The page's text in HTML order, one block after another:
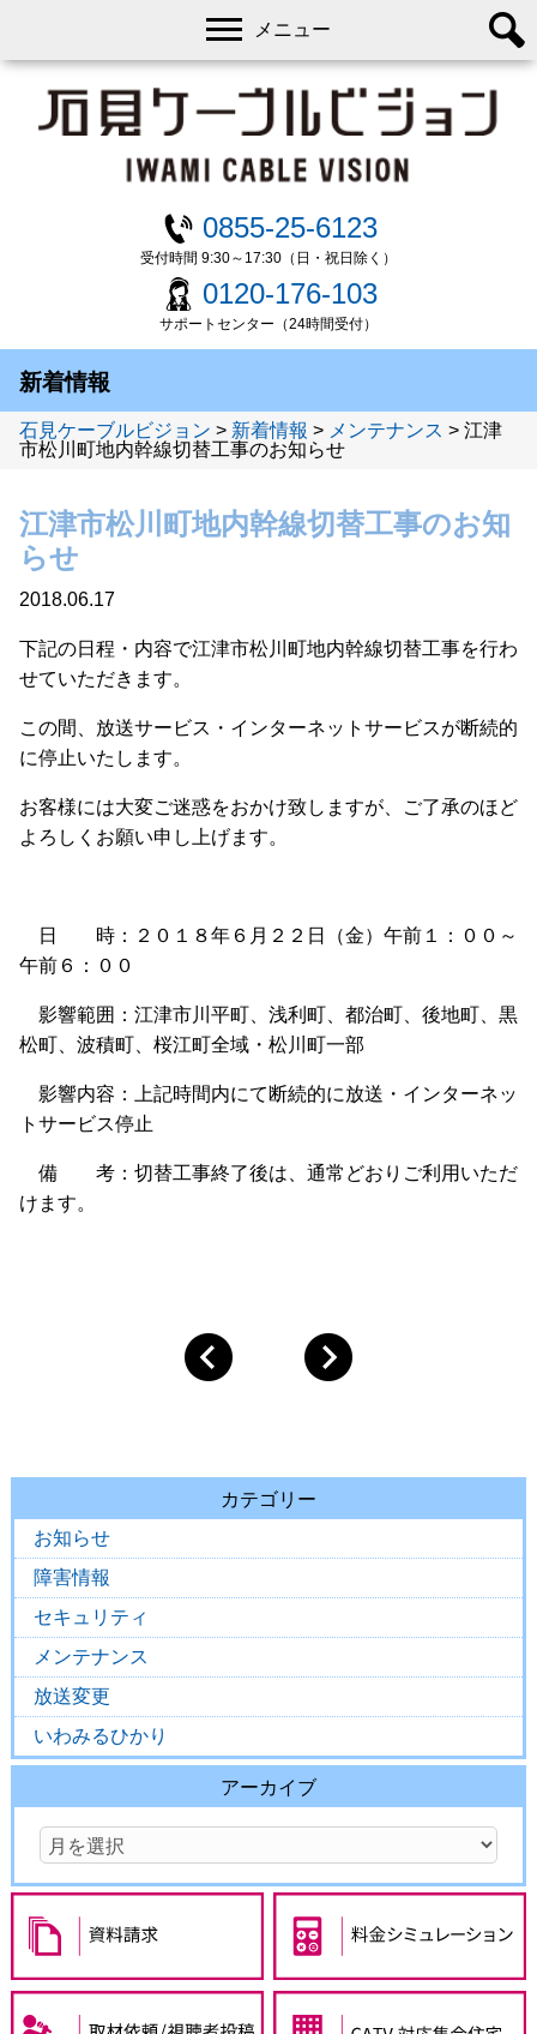
0855-25-6123
受付時間 9:30～17:30（日・祝日除く）
0120-176-103
サポートセンター（24時間受付）
メニュー
新着情報
石見ケーブルビジョン > 新着情報 > メンテナンス > 江津
市松川町地内幹線切替工事のお知らせ
江津市松川町地内幹線切替工事のお知
らせ
2018.06.17
下記の日程・内容で江津市松川町地内幹線切替工事を行わ
せていただきます。
この間、放送サービス・インターネットサービスが断続的
に停止いたします。
お客様には大変ご迷惑をおかけ致しますが、ご了承のほど
よろしくお願い申し上げます。
日 時：２０１８年６月２２日（金）午前１：００～
午前６：００
影響範囲：江津市川平町、浅利町、都治町、後地町、黒
松町、波積町、桜江町全域・松川町一部
影響内容：上記時間内にて断続的に放送・インターネッ
トサービス停止
備 考：切替工事終了後は、通常どおりご利用いただ
けます。
カテゴリー
お知らせ
障害情報
セキュリティ
メンテナンス
放送変更
いわみるひかり
アーカイブ